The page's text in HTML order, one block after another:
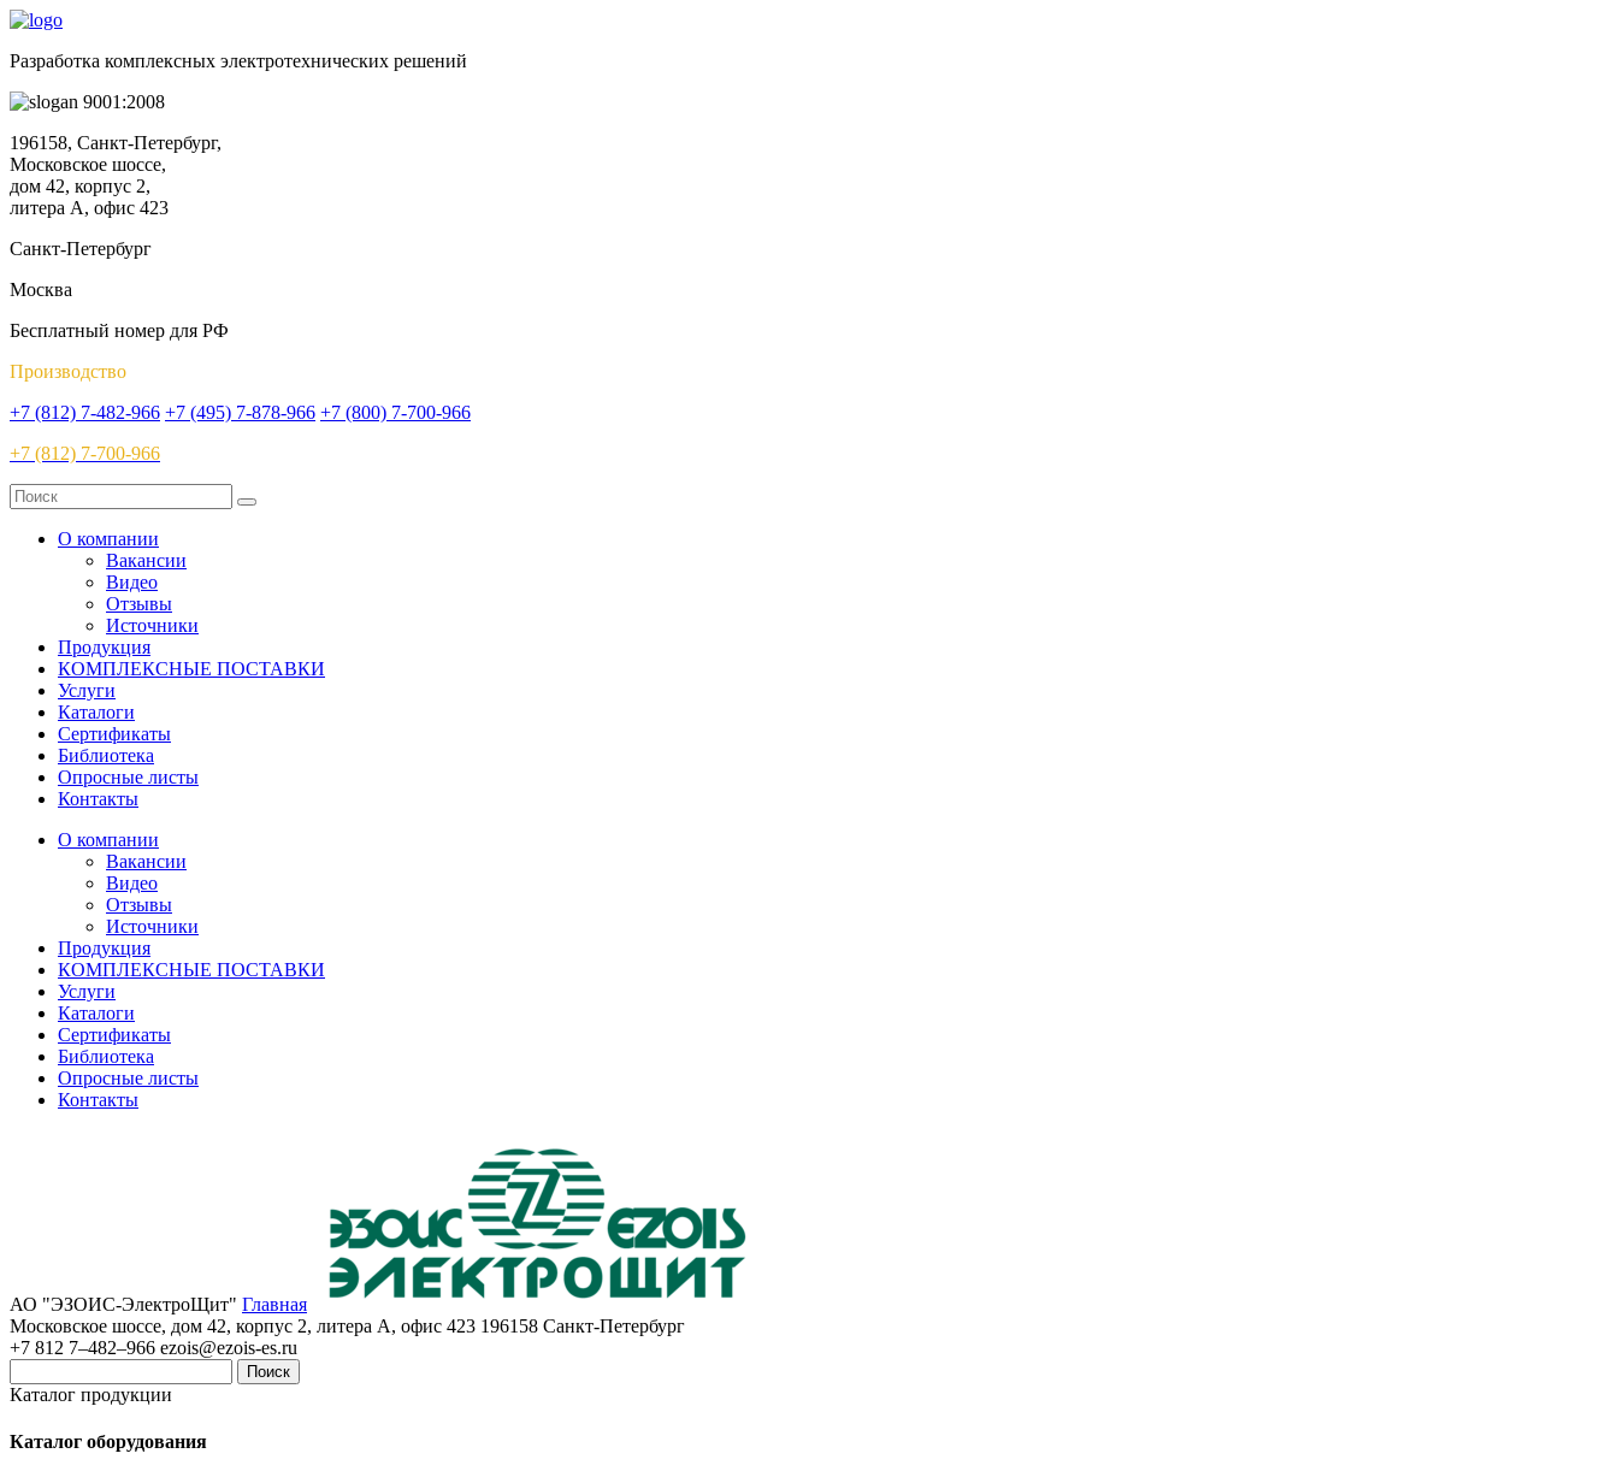
Разработка комплексных электротехнических решений
9001:2008
196158, Санкт-Петербург,
Московское шоссе,
дом 42, корпус 2,
литера А, офис 423
Санкт-Петербург
Москва
Бесплатный номер для РФ
Производство
+7 (812) 7-482-966 +7 (495) 7-878-966 +7 (800) 7-700-966
+7 (812) 7-700-966
О компании
Вакансии
Видео
Отзывы
Источники
Продукция
КОМПЛЕКСНЫЕ ПОСТАВКИ
Услуги
Каталоги
Сертификаты
Библиотека
Опросные листы
Контакты
О компании
Вакансии
Видео
Отзывы
Источники
Продукция
КОМПЛЕКСНЫЕ ПОСТАВКИ
Услуги
Каталоги
Сертификаты
Библиотека
Опросные листы
Контакты
АО "ЭЗОИС-ЭлектроЩит" Главная
Московское шоссе, дом 42, корпус 2, литера А, офис 423 196158 Санкт-Петербург
+7 812 7–482–966 ezois@ezois-es.ru
Поиск
Каталог продукции
Каталог оборудования